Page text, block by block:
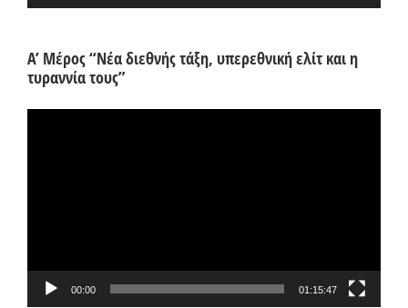
Α’ Μέρος “Νέα διεθνής τάξη, υπερεθνική ελίτ και η
τυραννία τους”
00:00 01:15:47